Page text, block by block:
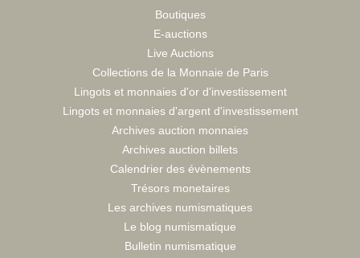
Boutiques
E-auctions
Live Auctions
Collections de la Monnaie de Paris
Lingots et monnaies d'or d'investissement
Lingots et monnaies d'argent d'investissement
Archives auction monnaies
Archives auction billets
Calendrier des évènements
Trésors monetaires
Les archives numismatiques
Le blog numismatique
Bulletin numismatique